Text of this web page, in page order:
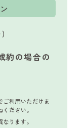
約の場合の
ご利用いただけま
ださい。
ります。